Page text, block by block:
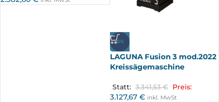
-6%
LAGUNA Fusion 3 mod.2022
Kreissägemaschine
Statt: 3.341,53€ Preis:
3.127,67 € inkl. MwSt